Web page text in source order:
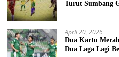
Turut Sumbang
April 20, 2026
Dua Kartu
Dua Laga Lagi